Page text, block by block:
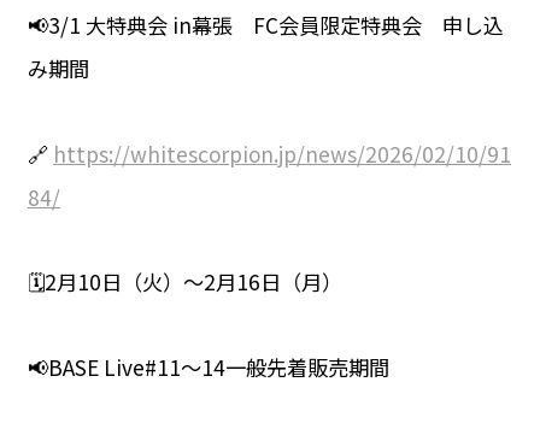
📢3/1 大特典会 in幕張 FC会員限定特典会 申し込
み期間
🔗 https://whitescorpion.jp/news/2026/02/10/91
84/
🗓️2月10日（火）〜2月16日（月）
📢BASE Live#11〜14一般先着販売期間